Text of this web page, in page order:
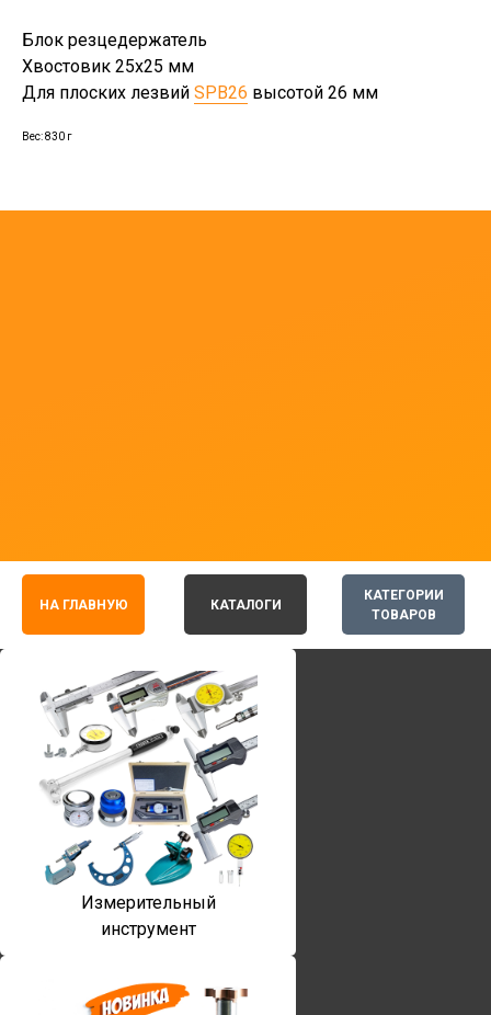
Блок резцедержатель
Хвостовик 25х25 мм
Для плоских лезвий SPB26 высотой 26 мм
Вес: 830 г
КАТЕГОРИИ
ТОВАРОВ
НА ГЛАВНУЮ КАТАЛОГИ
Измерительный
инструмент